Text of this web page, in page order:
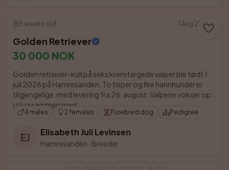
5 weeks old 1 Aug 2026
Golden Retriever
30 000 NOK
Golden retriever-kull på seks kremfargede valper ble født 1.
juli 2026 på Hamresanden. To tisper og fire hannhunder er
tilgjengelige, med levering fra 26. august. Valpene vokser opp
i stua sammen med
4 males 2 females Purebred dog Pedigree
EJ Elisabeth Juli Levinsen
Hamresanden · Breeder